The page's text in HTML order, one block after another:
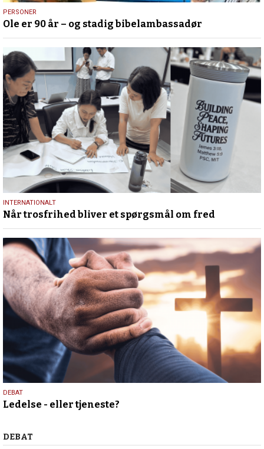
12.
juli
2026
PERSONER
Ole er 90 år – og stadig bibelambassadør
29.
juni
2026
INTERNATIONALT
Når trosfrihed bliver et spørgsmål om fred
10.
juni
DEBAT
Ledelse - eller tjeneste?
Debat
DEBAT